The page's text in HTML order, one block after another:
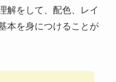
解をして、配色、レイ
本を身につけることが